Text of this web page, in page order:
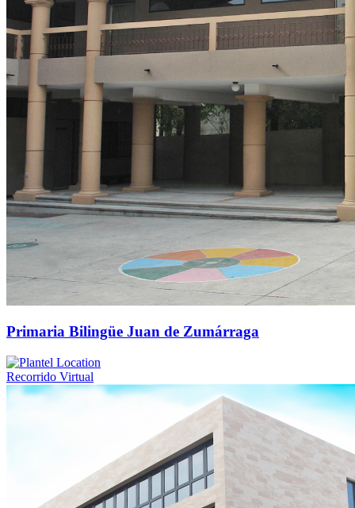
Primaria Bilingüe Juan de Zumárraga
Recorrido Virtual